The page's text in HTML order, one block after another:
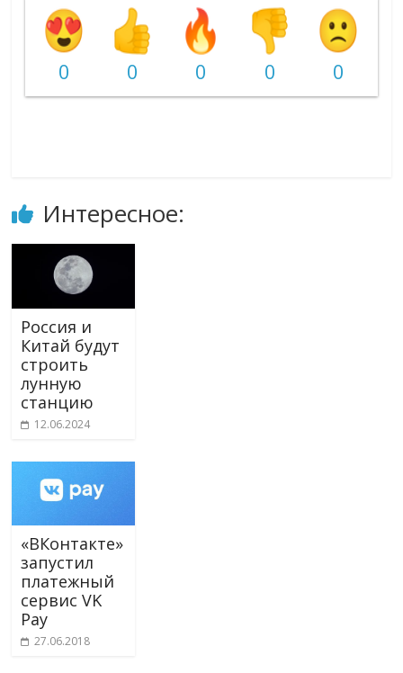
0 0 0 0 0
Интересное:
Россия и
Китай будут
строить
лунную
станцию
12.06.2024
«ВКонтакте»
запустил
платежный
сервис VK
Pay
27.06.2018